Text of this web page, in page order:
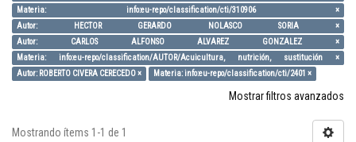
Materia: info:eu-repo/classification/cti/310906 ×
Autor: HECTOR GERARDO NOLASCO SORIA ×
Autor: CARLOS ALFONSO ALVAREZ GONZALEZ ×
Materia: info:eu-repo/classification/AUTOR/Acuicultura, nutrición, sustitución ×
Autor: ROBERTO CIVERA CERECEDO ×
Materia: info:eu-repo/classification/cti/2401 ×
Mostrar filtros avanzados
Mostrando ítems 1-1 de 1